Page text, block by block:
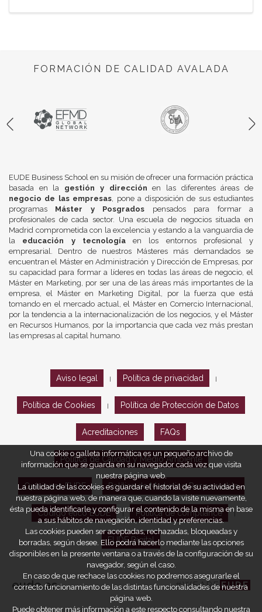
FORMACIÓN DE CALIDAD AVALADA
EUDE Business School en su misión de ofrecer una formación práctica
basada en la gestión y dirección en las diferentes áreas de
negocio de las empresas, pone a disposición de sus estudiantes
programas Máster y Posgrados pensados para formar a
profesionales de cada sector. Una escuela de negocios situada en
Madrid comprometida con la excelencia y estando a la vanguardia de
la educación y tecnologíaen los entornos profesional y
empresarial. Dentro de nuestros Másteres más demandados se
encuentran el Máster en Administración y Dirección de Empresas, por
su capacidad para formar a líderes en todas las áreas de negocio, el
Máster en Marketing, por ser una de las áreas más importantes de la
empresa, el Máster en Marketing Digital, por la fuerza que está
tomando en el mercado actual, el Máster en Comercio Internacional,
por la tendencia a la internacionalización de los negocios, y el Máster
en Recursos Humanos, por la importancia que cada vez más prestan
las empresas al capital humano.
Aviso legal Política de privacidad
Política de Cookies Política de Protección de Datos
Acreditaciones FAQs
Política de Calidad y Medio Ambiente
Opiniones EUDE Política de Marketing Responsable
Código ético EUDE Política de compliance
EUDE Digital
eude.es #WEAREEUDE
Una cookie o galleta informática es un pequeño archivo de
información que se guarda en su navegador cada vez que visita
nuestra página web.
La utilidad de las cookies es guardar el historial de su actividad en
nuestra página web, de manera que, cuando la visite nuevamente,
ésta pueda identificarle y configurar el contenido de la misma en base
a sus hábitos de navegación, identidad y preferencias.
Las cookies pueden ser aceptadas, rechazadas, bloqueadas y
borradas, según desee. Ello podrá hacerlo mediante las opciones
disponibles en la presente ventana o a través de la configuración de su
navegador, según el caso.
En caso de que rechace las cookies no podremos asegurarle el
correcto funcionamiento de las distintas funcionalidades de nuestra
página web.
Puede obtener más información a este respecto consultando nuestra